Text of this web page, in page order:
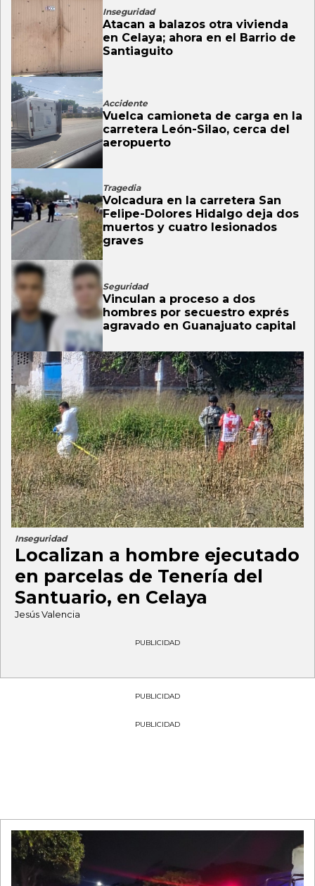
Inseguridad
Localizan a hombre ejecutado
en parcelas de Tenería del
Santuario, en Celaya
Jesús Valencia
PUBLICIDAD
Inseguridad
Atacan a balazos otra vivienda
en Celaya; ahora en el Barrio de
Santiaguito
Accidente
Vuelca camioneta de carga en la
carretera León-Silao, cerca del
aeropuerto
Tragedia
Volcadura en la carretera San
Felipe-Dolores Hidalgo deja dos
muertos y cuatro lesionados
graves
Seguridad
Vinculan a proceso a dos
hombres por secuestro exprés
agravado en Guanajuato capital
PUBLICIDAD
PUBLICIDAD